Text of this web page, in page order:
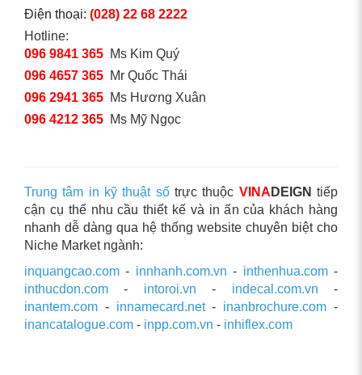
Điện thoại: (028) 22 68 2222
Hotline:
096 9841 365 Ms Kim Quý
096 4657 365 Mr Quốc Thái
096 2941 365 Ms Hương Xuân
096 4212 365 Ms Mỹ Ngọc
Trung tâm in kỹ thuật sốtrực thuộc VINA DEIGN tiếp
cận cụ thể nhu cầu thiết kế và in ấn của khách hàng
nhanh dễ dàng qua hệ thống website chuyên biệt cho
Niche Market ngành:
inquangcao.com - innhanh.com.vn - inthenhua.com-
inthucdon.com - intoroi.vn - indecal.com.vn -
inantem.com - innamecard.net- inanbrochure.com -
inancatalogue.com - inpp.com.vn - inhiflex.com